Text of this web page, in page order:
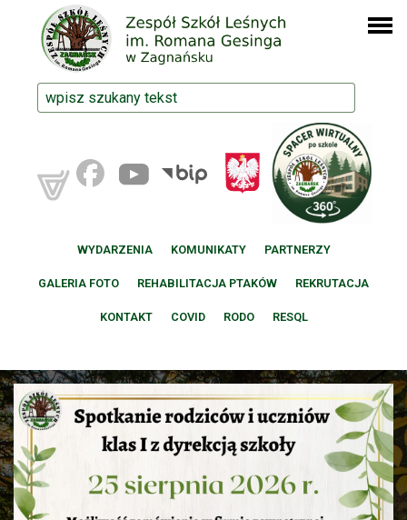
WYDARZENIA KOMUNIKATY PARTNERZY
GALERIA FOTO REHABILITACJA PTAKÓW REKRUTACJA
KONTAKT COVID RODO RESQL